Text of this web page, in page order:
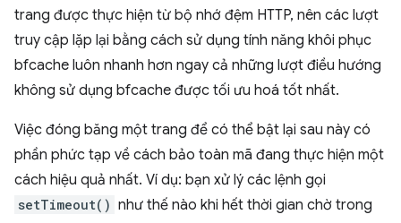
trang được thực hiện từ bộ nhớ đệm HTTP, nên các lượt
truy cập lặp lại bằng cách sử dụng tính năng khôi phục
bfcache luôn nhanh hơn ngay cả những lượt điều hướng
không sử dụng bfcache được tối ưu hoá tốt nhất.
Việc đóng băng một trang để có thể bật lại sau này có
phần phức tạp về cách bảo toàn mã đang thực hiện một
cách hiệu quả nhất. Ví dụ: bạn xử lý các lệnh gọi
setTimeout() như thế nào khi hết thời gian chờ trong